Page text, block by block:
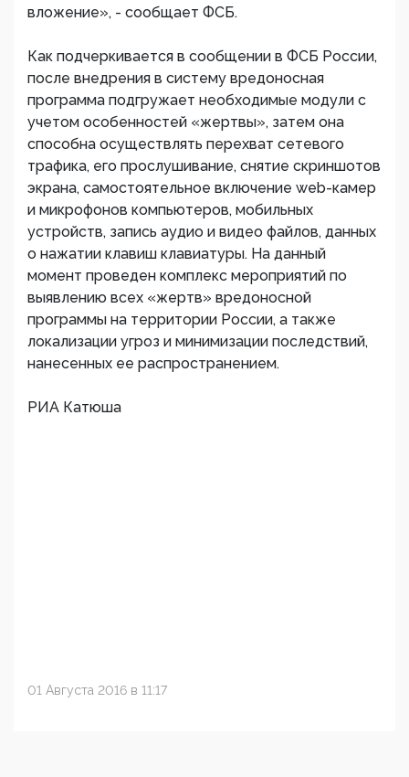
вложение», - сообщает ФСБ.
Как подчеркивается в сообщении в ФСБ России,
после внедрения в систему вредоносная
программа подгружает необходимые модули с
учетом особенностей «жертвы», затем она
способна осуществлять перехват сетевого
трафика, его прослушивание, снятие скриншотов
экрана, самостоятельное включение web-камер
и микрофонов компьютеров, мобильных
устройств, запись аудио и видео файлов, данных
о нажатии клавиш клавиатуры. На данный
момент проведен комплекс мероприятий по
выявлению всех «жертв» вредоносной
программы на территории России, а также
локализации угроз и минимизации последствий,
нанесенных ее распространением.
РИА Катюша
01 Августа 2016 в 11:17